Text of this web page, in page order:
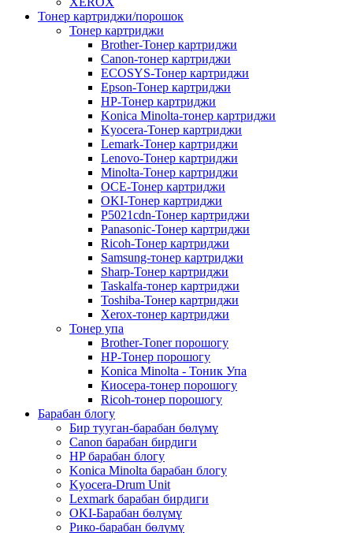
Тонер картриджи/порошок
Тонер картриджи
Brother-Тонер картриджи
Canon-тонер картриджи
ECOSYS-Тонер картриджи
Epson-Тонер картриджи
HP-Тонер картриджи
Konica Minolta-тонер картриджи
Kyocera-Тонер картриджи
Lemark-Тонер картриджи
Lenovo-Тонер картриджи
Minolta-Тонер картриджи
OCE-Тонер картриджи
OKI-Тонер картриджи
P5021cdn-Тонер картриджи
Panasonic-Тонер картриджи
Ricoh-Тонер картриджи
Samsung-тонер картриджи
Sharp-Тонер картриджи
Taskalfa-тонер картриджи
Toshiba-Тонер картриджи
Xerox-тонер картриджи
Тонер упа
Brother-Toner порошогу
HP-Тонер порошогу
Konica Minolta - Тоник Упа
Киосера-тонер порошогу
Ricoh-тонер порошогу
Барабан блогу
Бир тууган-барабан бөлүмү
Canon барабан бирдиги
HP барабан блогу
Konica Minolta барабан блогу
Kyocera-Drum Unit
Lexmark барабан бирдиги
OKI-Барабан бөлүмү
Рико-барабан бөлүмү